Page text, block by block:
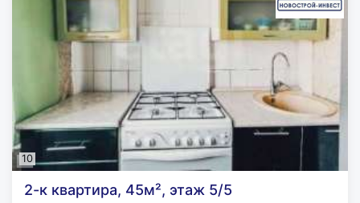
10
2-к квартира, 45м², этаж 5/5